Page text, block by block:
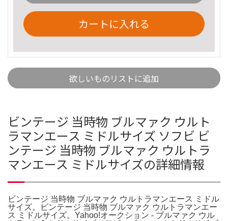
カートに入れる
欲しいものリストに追加
ビンテージ 当時物 ブルマァク ウルト
ラマンエース ミドルサイズ ソフビ ビ
ンテージ 当時物 ブルマァク ウルトラ
マンエース ミドルサイズの詳細情報
ビンテージ 当時物 ブルマァク ウルトラマンエース ミドル
サイズ。ビンテージ 当時物 ブルマァク ウルトラマンエー
ス ミドルサイズ。Yahoo!オークション - ブルマァク ウル